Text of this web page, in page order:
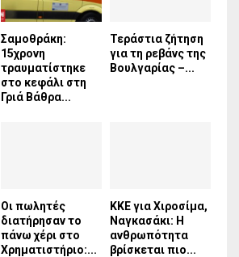
Σαμοθράκη:
15χρονη
τραυματίστηκε
στο κεφάλι στη
Γριά Βάθρα...
Τεράστια ζήτηση
για τη ρεβάνς της
Βουλγαρίας –...
Οι πωλητές
διατήρησαν το
πάνω χέρι στο
Χρηματιστήριο:...
ΚΚΕ για Χιροσίμα,
Ναγκασάκι: Η
ανθρωπότητα
βρίσκεται πιο...